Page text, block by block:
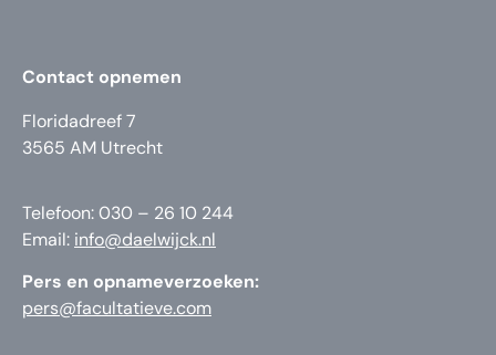
Contact opnemen
Floridadreef 7
3565 AM Utrecht
Telefoon: 030 – 26 10 244
Email: info@daelwijck.nl
Pers en opnameverzoeken:
pers@facultatieve.com